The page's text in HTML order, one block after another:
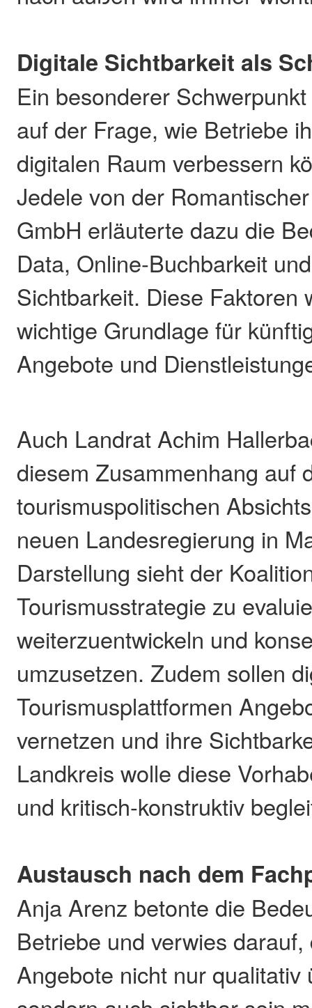
Digitale Sichtbarkeit als
Ein besonderer
auf der Frage, wie Betriebe
digitalen Raum verbessern
Jedele von der
GmbH erläuterte dazu die
Data, Online-Buchbarkeit
Sichtbarkeit. Diese Faktoren
wichtige Grundlage für
Angebote und
Auch Landrat Achim
diesem Zusammenhang auf
tourismuspolitischen
neuen Landesregierung in
Darstellung sieht der
Tourismusstrategie zu
weiterzuentwickeln und
umzusetzen. Zudem sollen
Tourismusplattformen
vernetzen und ihre
Landkreis wolle diese
und kritisch-konstruktiv
Austausch nach dem
Anja Arenz betonte die
Betriebe und verwies
Angebote nicht nur qualitativ